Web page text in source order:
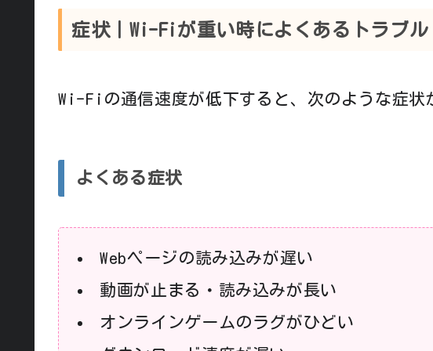
症状｜Wi-Fiが重い時によくあるトラブル
Wi-Fiの通信速度が低下すると、次のような症状
よくある症状
Webページの読み込みが遅い
動画が止まる・読み込みが長い
オンラインゲームのラグがひどい